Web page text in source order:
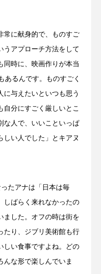
常に献身的で、ものすご
うアプローチ方法をして
同時に、映画作りが本当
あるんです。ものすごく
に与えたいといつも思う
自分にすごく厳しいとこ
な人で、いいこといっぱ
しい人でした」とキアヌ
たアナは「日本は毎
しばらく来れなかったの
ました。オフの時は街を
たり、ジブリ美術館も行
しい食事ですよね。どの
んな形で楽しんでいま